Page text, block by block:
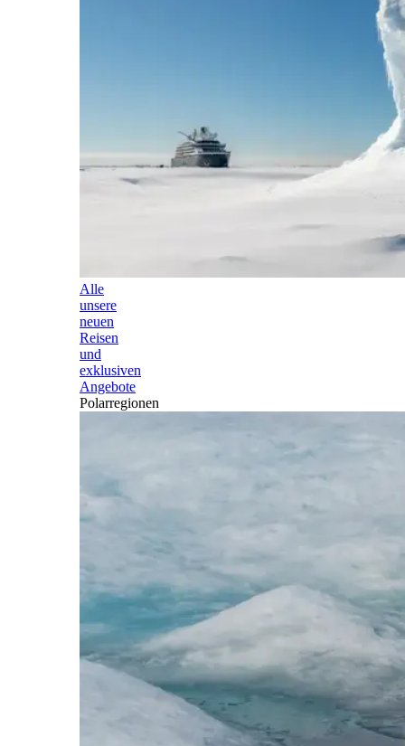
Alle
unsere
neuen
Reisen
und
exklusiven
Angebote
Polarregionen